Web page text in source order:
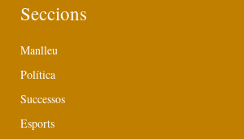
Seccions
Manlleu
Política
Successos
Esports